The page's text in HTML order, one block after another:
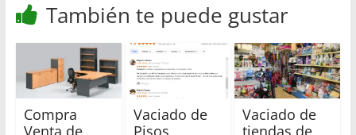
También te puede gustar
Compra
Venta de
Vaciado de
Pisos
Vaciado de
tiendas de